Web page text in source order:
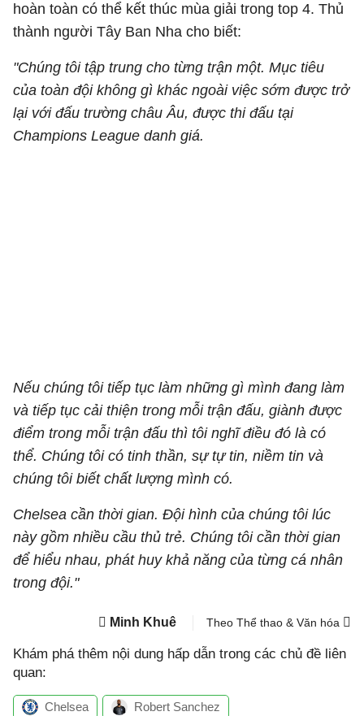
hoàn toàn có thể kết thúc mùa giải trong top 4. Thủ
thành người Tây Ban Nha cho biết:
"Chúng tôi tập trung cho từng trận một. Mục tiêu
của toàn đội không gì khác ngoài việc sớm được trở
lại với đấu trường châu Âu, được thi đấu tại
Champions League danh giá.
Nếu chúng tôi tiếp tục làm những gì mình đang làm
và tiếp tục cải thiện trong mỗi trận đấu, giành được
điểm trong mỗi trận đấu thì tôi nghĩ điều đó là có
thể. Chúng tôi có tinh thần, sự tự tin, niềm tin và
chúng tôi biết chất lượng mình có.
Chelsea cần thời gian. Đội hình của chúng tôi lúc
này gồm nhiều cầu thủ trẻ. Chúng tôi cần thời gian
để hiểu nhau, phát huy khả năng của từng cá nhân
trong đội."
Minh Khuê Theo Thể thao & Văn hóa
Khám phá thêm nội dung hấp dẫn trong các chủ đề liên
quan:
Chelsea Robert Sanchez